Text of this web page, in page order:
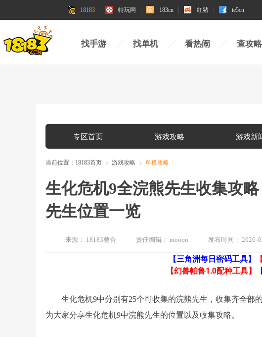
18183 特玩网 183cn 红猪 te5cn
找手游 找单机 看热闹 查攻略
专区首页 游戏攻略 游戏新
当前位置： 18183首页 游戏攻略 单机攻略
生化危机9全浣熊先生收集攻
先生位置一览
来源： 18183整合 责任编辑： mooon 发布时间： 2026-
【三角洲每日密码工具】
【幻兽帕鲁1.0配种工具】
生化危机9中分别有25个可收集的浣熊先生，收集齐全部
为大家分享生化危机9中浣熊先生的位置以及收集攻略。